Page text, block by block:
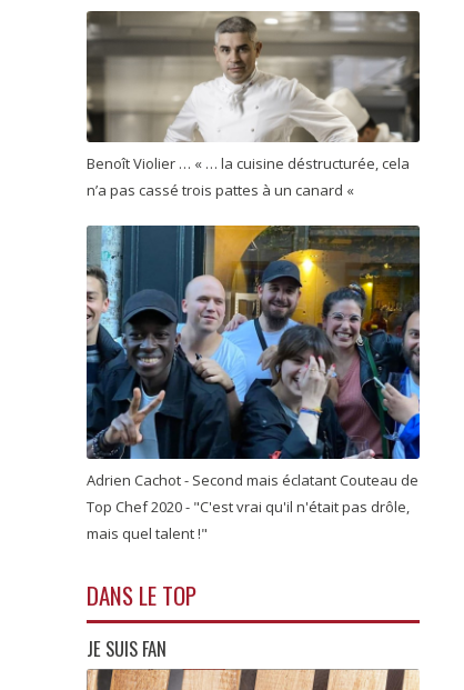
Benoît Violier … « … la cuisine déstructurée, cela
n’a pas cassé trois pattes à un canard «
Adrien Cachot - Second mais éclatant Couteau de
Top Chef 2020 - "C'est vrai qu'il n'était pas drôle,
mais quel talent !"
DANS LE TOP
JE SUIS FAN